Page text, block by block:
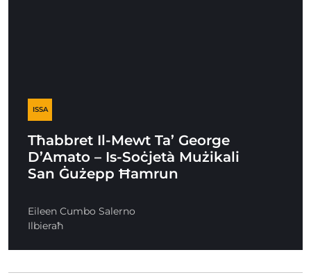
ISSA
Tħabbret Il-Mewt Ta’ George
D’Amato – Is-Soċjetà Mużikali
San Ġużepp Ħamrun
Eileen Cumbo Salerno
Ilbieraħ